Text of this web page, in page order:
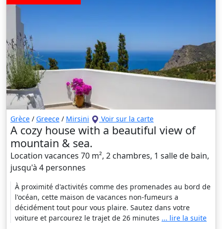
Grèce / Greece / Mirsini Voir sur la carte
A cozy house with a beautiful view of
mountain & sea.
Location vacances 70 m², 2 chambres, 1 salle de bain,
jusqu'à 4 personnes
À proximité d'activités comme des promenades au bord de
l'océan, cette maison de vacances non-fumeurs a
décidément tout pour vous plaire. Sautez dans votre
voiture et parcourez le trajet de 26 minutes ... lire la suite